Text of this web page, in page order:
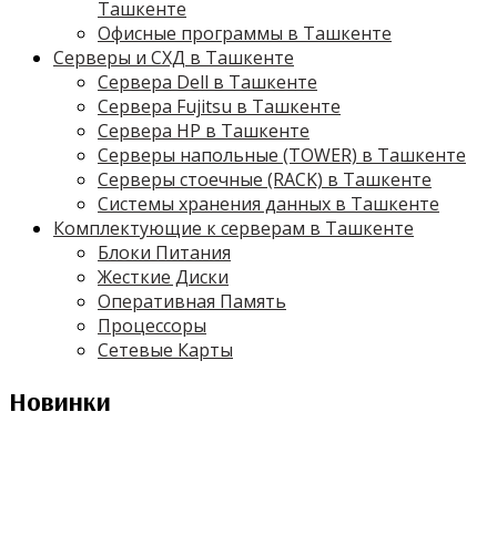
Ташкенте
Офисные программы в Ташкенте
Серверы и СХД в Ташкенте
Сервера Dell в Ташкенте
Сервера Fujitsu в Ташкенте
Сервера HP в Ташкенте
Серверы напольные (TOWER) в Ташкенте
Серверы стоечные (RACK) в Ташкенте
Системы хранения данных в Ташкенте
Комплектующие к серверам в Ташкенте
Блоки Питания
Жесткие Диски
Оперативная Память
Процессоры
Сетевые Карты
Новинки